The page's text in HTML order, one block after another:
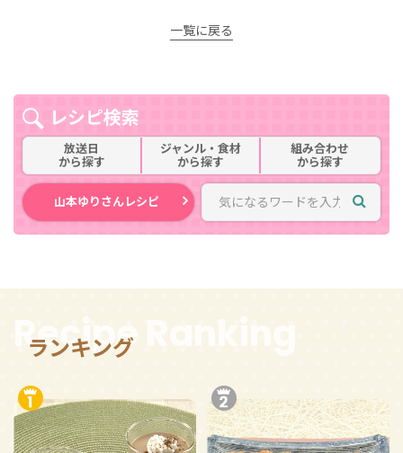
一覧に戻る
レシピ検索
放送日
から探す
ジャンル・食材
から探す
組み合わせ
から探す
山本ゆりさんレシピ
ランキング
Recipe Ranking